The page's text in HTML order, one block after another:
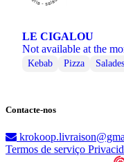
LE CIGALOU
Not available at the
Kebab Pizza Salades
Contacte-nos
Termos de serviço